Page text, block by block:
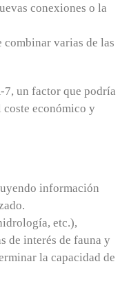
conexiones o la
varias de las
7, un factor que podría
económico y
información
etc.),
de interés de fauna y
la capacidad de